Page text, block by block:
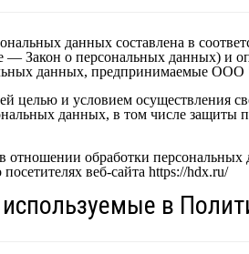
данных составлена в
Закон о персональных данных) и
данных, предпринимаемые
целью и условием осуществления
данных, в том числе
отношении обработки
веб-сайта https://hdx.ru/
в